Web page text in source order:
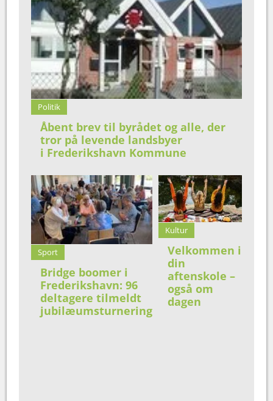
Politik
Åbent brev til byrådet og alle, der
tror på levende landsbyer
i Frederikshavn Kommune
Sport
Bridge boomer i
Frederikshavn: 96
deltagere tilmeldt
jubilæumsturnering
Kultur
Velkommen i
din
aftenskole –
også om
dagen